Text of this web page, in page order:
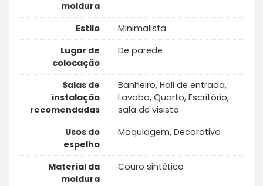
moldura
Estilo
Minimalista
Lugar de
colocação
De parede
Salas de
instalação
recomendadas
Banheiro, Hall de entrada,
Lavabo, Quarto, Escritório,
sala de visista
Usos do
espelho
Maquiagem, Decorativo
Material da
moldura
Couro sintético